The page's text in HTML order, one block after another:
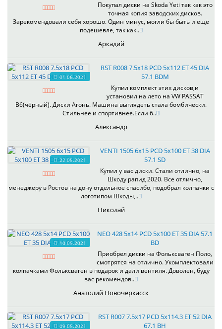
Покупал диски на Skoda Yeti так как это
точная копия заводских дисков.
Зарекомендовали себя хорошо. Один минус, могли бы быть и ещё
подешевле, так как..
Аркадий
01.06.2021
RST R008 7.5x18 PCD 5x112 ET 45 DIA
57.1 BDM
Купил комплект этих дисков,и
установил на лето на VW PASSAT
B6(чёрный). Диски Агонь. Машина выглядеть стала бомбически.
Стильнее и спортивнее.Если б..
Александр
22.05.2021
VENTI 1505 6x15 PCD 5x100 ET 38 DIA
57.1 SD
Купил у вас диски. Стали отлично, на
Шкоду рапид 2020. Все отлично,
менеджеру в Ростов на дону отдельное спасибо, подобрал колпачки с
логотипом Шкоды,..
Николай
10.05.2021
NEO 428 5x14 PCD 5x100 ET 35 DIA 57.1
BD
Приобрел диски на Фольксваген Поло,
смотрятся на отлично. Укомплектовали
колпачками Фольксваген в подарок и дали вентиля. Доволен, буду
вас рекомендов..
Анатолий Новочеркасск
09.05.2021
RST R007 7.5x17 PCD 5x114.3 ET 52 DIA
67.1 BH